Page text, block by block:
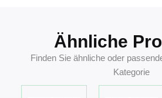
Ähnliche
Finden Sie ähnliche oder
Kategorie